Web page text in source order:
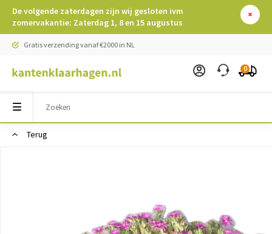
De volgende zaterdagen zijn wij gesloten ivm
zomervakantie: Zaterdag 1, 8 en 15 augustus
Gratis verzending vanaf €2000 in NL
0
Terug